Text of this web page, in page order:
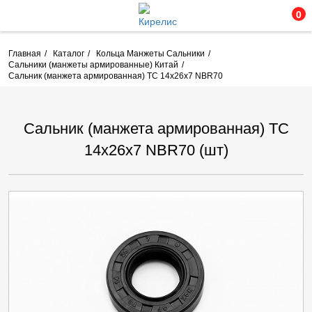
0
Главная Каталог
Кольца Манжеты Сальники
Сальники (манжеты армированные) Китай
Сальник (манжета армированная) TC 14х26х7 NBR70
Сальник (манжета армированная) TC
14х26х7 NBR70 (шт)